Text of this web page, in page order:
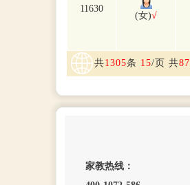
11630
(女)√
共1305条 15/页 共87
家教热线：